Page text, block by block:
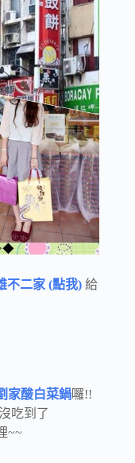
不二家 (點我) 給
家酸白菜鍋囉!!
吃到了
~~